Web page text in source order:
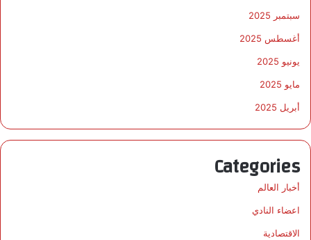
سبتمبر 2025
أغسطس 2025
يونيو 2025
مايو 2025
أبريل 2025
Categories
أخبار العالم
اعضاء النادي
الاقتصادية